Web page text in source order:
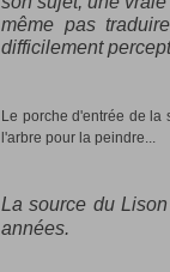
même pas
difficilement
Le porche d'entrée de la
l'arbre pour la peindre...
La source du
années.